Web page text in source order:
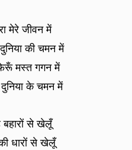
मेरे जीवन में
की चमन में
मस्त गगन में
के चमन में
से खेलूँ
धारों से खेलूँ